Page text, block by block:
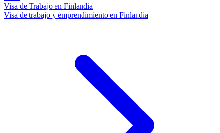
Visa de Trabajo en Finlandia
Visa de trabajo y emprendimiento en Finlandia